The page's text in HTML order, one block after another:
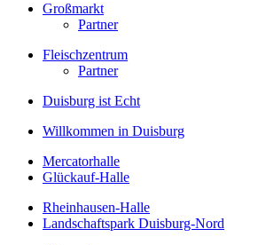
Großmarkt
Partner
Fleischzentrum
Partner
Duisburg ist Echt
Willkommen in Duisburg
Mercatorhalle
Glückauf-Halle
Rheinhausen-Halle
Landschaftspark Duisburg-Nord